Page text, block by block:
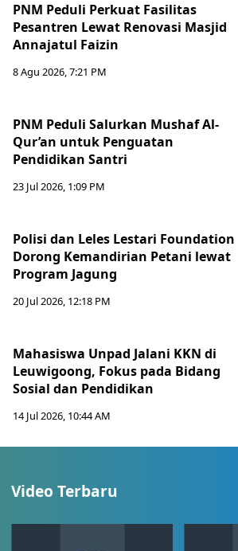
PNM Peduli Perkuat Fasilitas
Pesantren Lewat Renovasi Masjid
Annajatul Faizin
8 Agu 2026, 7:21 PM
PNM Peduli Salurkan Mushaf Al-
Qur’an untuk Penguatan
Pendidikan Santri
23 Jul 2026, 1:09 PM
Polisi dan Leles Lestari Foundation
Dorong Kemandirian Petani lewat
Program Jagung
20 Jul 2026, 12:18 PM
Mahasiswa Unpad Jalani KKN di
Leuwigoong, Fokus pada Bidang
Sosial dan Pendidikan
14 Jul 2026, 10:44 AM
Video Terbaru